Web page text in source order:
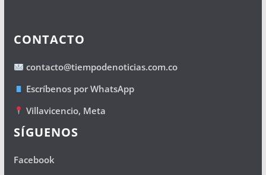
CONTACTO
contacto@tiempodenoticias.com.co
Escríbenos por WhatsApp
Villavicencio, Meta
SÍGUENOS
Facebook